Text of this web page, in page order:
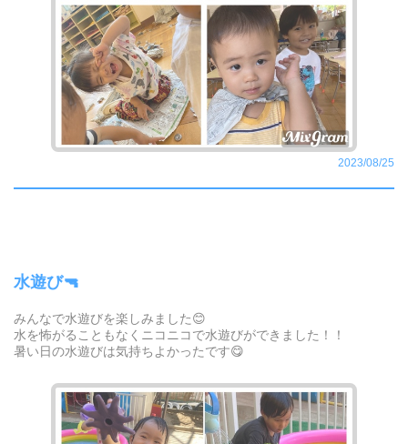
2023/08/25
水遊び🔫
みんなで水遊びを楽しみました😊
水を怖がることもなくニコニコで水遊びができました！！
暑い日の水遊びは気持ちよかったです😋